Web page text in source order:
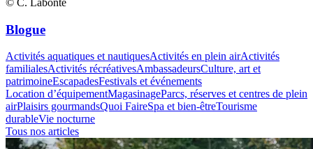
© C. Labonté
Blogue
Activités aquatiques et nautiquesActivités en plein airActivités
familialesActivités récréativesAmbassadeursCulture, art et
patrimoineEscapadesFestivals et événements
Location d’équipementMagasinageParcs, réserves et centres de plein
airPlaisirs gourmandsQuoi FaireSpa et bien-êtreTourisme
durableVie nocturne
Tous nos articles